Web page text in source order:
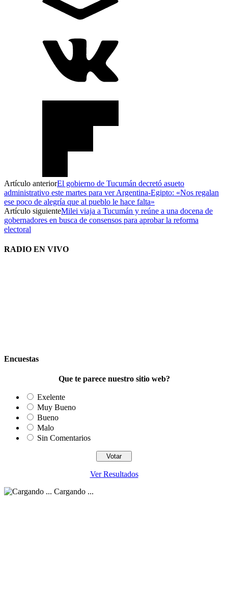
Artículo anteriorEl gobierno de Tucumán decretó asueto
administrativo este martes para ver Argentina-Egipto: «Nos regalan
ese poco de alegría que al pueblo le hace falta»
Artículo siguienteMilei viaja a Tucumán y reúne a una docena de
gobernadores en busca de consensos para aprobar la reforma
electoral
RADIO EN VIVO
Encuestas
Que te parece nuestro sitio web?
Exelente
Muy Bueno
Bueno
Malo
Sin Comentarios
Ver Resultados
Cargando ...